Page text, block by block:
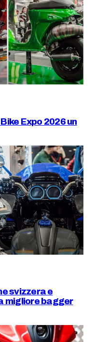
Expo 2026 un
svizzera e
migliore bagger